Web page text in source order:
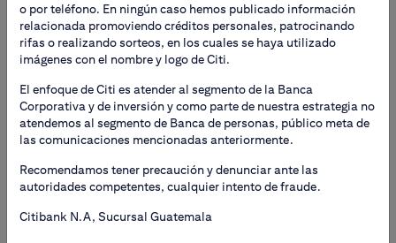
o por teléfono. En ningún caso hemos publicado información
relacionada promoviendo créditos personales, patrocinando
rifas o realizando sorteos, en los cuales se haya utilizado
imágenes con el nombre y logo de Citi.
El enfoque de Citi es atender al segmento de la Banca
Corporativa y de inversión y como parte de nuestra estrategia no
atendemos al segmento de Banca de personas, público meta de
las comunicaciones mencionadas anteriormente.
Recomendamos tener precaución y denunciar ante las
autoridades competentes, cualquier intento de fraude.
Citibank N.A, Sucursal Guatemala
Cash Management